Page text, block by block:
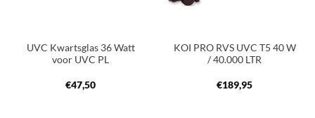
UVC Kwartsglas 36 Watt
voor UVC PL
€47,50
KOI PRO RVS UVC T5 40 W
/ 40.000 LTR
€189,95